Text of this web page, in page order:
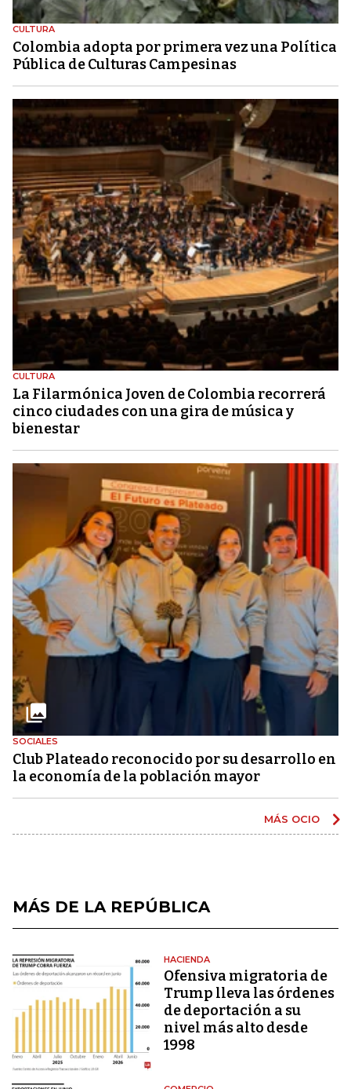
CULTURA
Colombia adopta por primera vez una Política
Pública de Culturas Campesinas
CULTURA
La Filarmónica Joven de Colombia recorrerá
cinco ciudades con una gira de música y
bienestar
SOCIALES
Club Plateado reconocido por su desarrollo en
la economía de la población mayor
MÁS OCIO
MÁS DE LA REPÚBLICA
HACIENDA
Ofensiva migratoria de
Trump lleva las órdenes
de deportación a su
nivel más alto desde
1998